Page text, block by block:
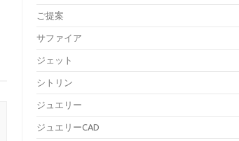
ご提案
サファイア
ジェット
シトリン
ジュエリー
ジュエリーCAD